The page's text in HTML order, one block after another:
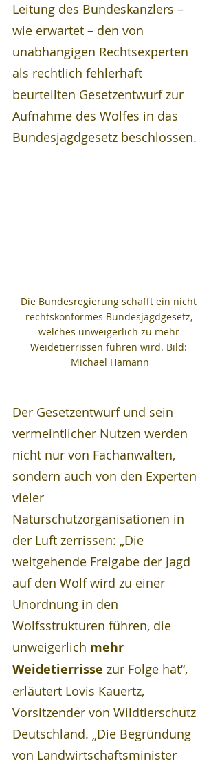
Leitung des Bundeskanzlers –
wie erwartet – den von
unabhängigen Rechtsexperten
als rechtlich fehlerhaft
beurteilten Gesetzentwurf zur
Aufnahme des Wolfes in das
Bundesjagdgesetz beschlossen.
Die Bundesregierung schafft ein nicht
rechtskonformes Bundesjagdgesetz,
welches unweigerlich zu mehr
Weidetierrissen führen wird. Bild:
Michael Hamann
Der Gesetzentwurf und sein
vermeintlicher Nutzen werden
nicht nur von Fachanwälten,
sondern auch von den Experten
vieler
Naturschutzorganisationen in
der Luft zerrissen: „Die
weitgehende Freigabe der Jagd
auf den Wolf wird zu einer
Unordnung in den
Wolfsstrukturen führen, die
unweigerlich mehr
Weidetierrisse zur Folge hat“,
erläutert Lovis Kauertz,
Vorsitzender von Wildtierschutz
Deutschland. „Die Begründung
von Landwirtschaftsminister